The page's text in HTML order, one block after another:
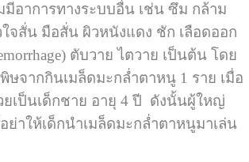
มีอาการทางระบบอื่น เช่น ซึม กล้าม
ใจสั่น มือสั่น ผิวหนังแดง ชัก เลือดออก
ตับวาย ไตวาย เป็นต้น โดย
ษจากกินเมล็ดมะกล่ำตาหนู 1 ราย เมื่อ
ยเป็นเด็กชาย อายุ 4 ปี ดังนั้นผู้ใหญ่
ย่าให้เด็กนำเมล็ดมะกล่ำตาหนูมาเล่น